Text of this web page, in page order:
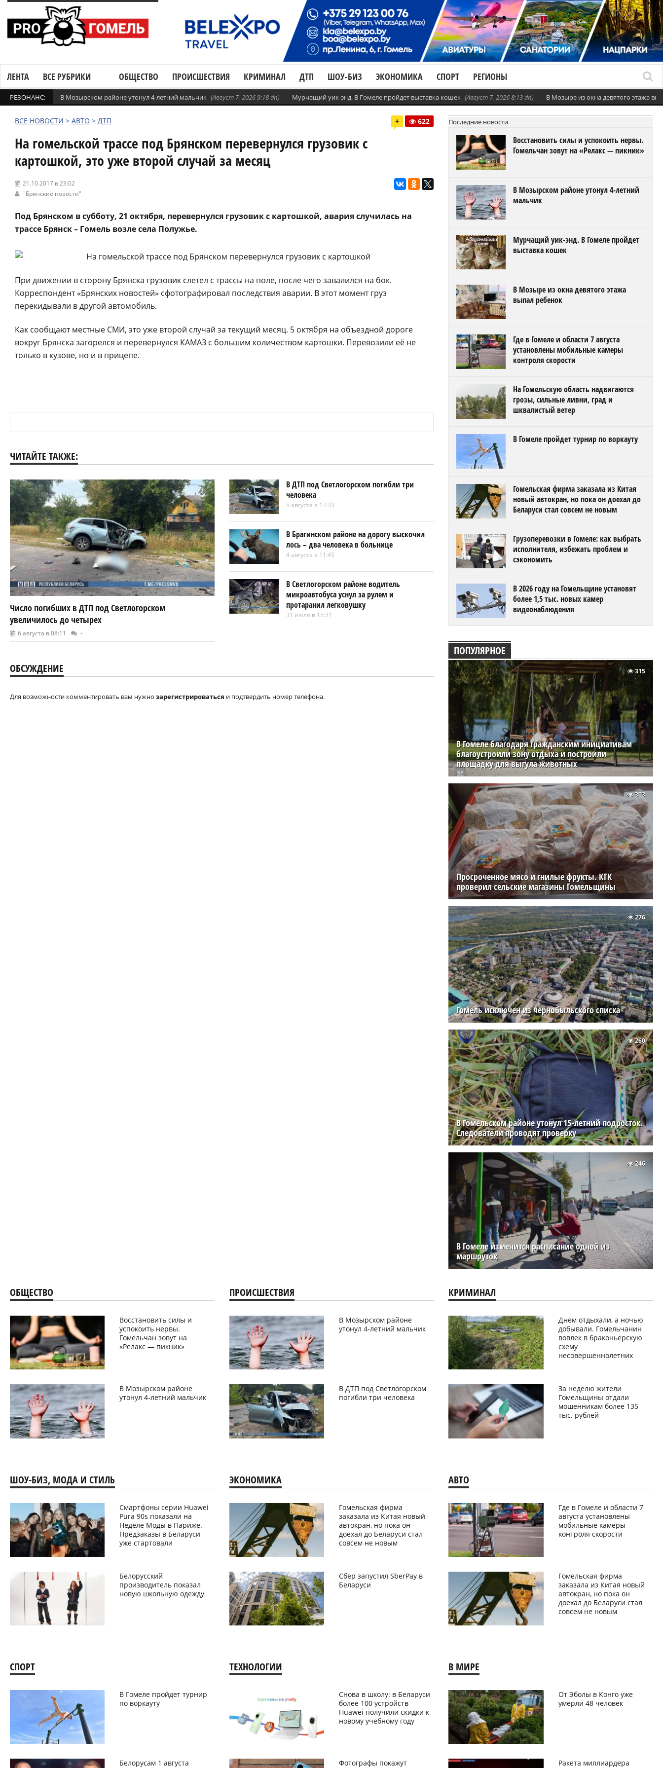
ЛЕНТА ВСЕ РУБРИКИ ОБЩЕСТВО ПРОИСШЕСТВИЯ КРИМИНАЛ ДТП ШОУ-БИЗ ЭКОНОМИКА СПОРТ РЕГИОНЫ
РЕЗОНАНС: В Мозырском районе утонул 4-летний мальчик (Август 7, 2026 9:18 дп) Мурчащий уик-энд. В Гомеле пройдет выставка кошек (Август 7, 2026 8:13 дп) В Мозыре из окна девятого этажа
ВСЕ НОВОСТИ > АВТО > ДТП + 622
На гомельской трассе под Брянском перевернулся грузовик с
картошкой, это уже второй случай за месяц
21.10.2017 в 23:02
"Брянские новости"
Под Брянском в субботу, 21 октября, перевернулся грузовик с картошкой, авария случилась на
трассе Брянск – Гомель возле села Полужье.
При движении в сторону Брянска грузовик слетел с трассы на поле, после чего завалился на бок.
Корреспондент «Брянских новостей» сфотографировал последствия аварии. В этот момент груз
перекидывали в другой автомобиль.
Как сообщают местные СМИ, это уже второй случай за текущий месяц. 5 октября на объездной дороге
вокруг Брянска загорелся и перевернулся КАМАЗ с большим количеством картошки. Перевозили её не
только в кузове, но и в прицепе.
ЧИТАЙТЕ ТАКЖЕ:
Число погибших в ДТП под Светлогорском
увеличилось до четырех
6 августа в 08:11 +
В ДТП под Светлогорском погибли три
человека
5 августа в 17:33
В Брагинском районе на дорогу выскочил
лось – два человека в больнице
4 августа в 11:45
В Светлогорском районе водитель
микроавтобуса уснул за рулем и
протаранил легковушку
31 июля в 15:31
ОБСУЖДЕНИЕ
Для возможности комментировать вам нужно зарегистрироваться и подтвердить номер телефона.
Последние новости
Восстановить силы и успокоить нервы.
Гомельчан зовут на «Релакс — пикник»
В Мозырском районе утонул 4-летний
мальчик
Мурчащий уик-энд. В Гомеле пройдет
выставка кошек
В Мозыре из окна девятого этажа
выпал ребенок
Где в Гомеле и области 7 августа
установлены мобильные камеры
контроля скорости
На Гомельскую область надвигаются
грозы, сильные ливни, град и
шквалистый ветер
В Гомеле пройдет турнир по воркауту
Гомельская фирма заказала из Китая
новый автокран, но пока он доехал до
Беларуси стал совсем не новым
Грузоперевозки в Гомеле: как выбрать
исполнителя, избежать проблем и
сэкономить
В 2026 году на Гомельщине установят
более 1,5 тыс. новых камер
видеонаблюдения
ПОПУЛЯРНОЕ
В Гомеле благодаря гражданским инициативам
благоустроили зону отдыха и построили
площадку для выгула животных
315
Просроченное мясо и гнилые фрукты. КГК
проверил сельские магазины Гомельщины
303
Гомель исключен из чернобыльского списка
276
В Гомельском районе утонул 15-летний подросток.
Следователи проводят проверку
260
В Гомеле изменится расписание одной из
маршруток
246
ОБЩЕСТВО
Восстановить силы и
успокоить нервы.
Гомельчан зовут на
«Релакс — пикник»
В Мозырском районе
утонул 4-летний мальчик
ПРОИСШЕСТВИЯ
В Мозырском районе
утонул 4-летний мальчик
В ДТП под Светлогорском
погибли три человека
КРИМИНАЛ
Днем отдыхали, а ночью
добывали. Гомельчанин
вовлек в браконьерскую
схему
несовершеннолетних
За неделю жители
Гомельщины отдали
мошенникам более 135
тыс. рублей
ШОУ-БИЗ, МОДА И СТИЛЬ
Смартфоны серии Huawei
Pura 90s показали на
Неделе Моды в Париже.
Предзаказы в Беларуси
уже стартовали
Белорусский
производитель показал
новую школьную одежду
ЭКОНОМИКА
Гомельская фирма
заказала из Китая новый
автокран, но пока он
доехал до Беларуси стал
совсем не новым
Сбер запустил SberPay в
Беларуси
АВТО
Где в Гомеле и области 7
августа установлены
мобильные камеры
контроля скорости
Гомельская фирма
заказала из Китая новый
автокран, но пока он
доехал до Беларуси стал
совсем не новым
СПОРТ
В Гомеле пройдет турнир
по воркауту
Белорусам 1 августа
ТЕХНОЛОГИИ
Снова в школу: в Беларуси
более 100 устройств
Huawei получили скидки к
новому учебному году
Фотографы покажут
В МИРЕ
От Эболы в Конго уже
умерли 48 человек
Ракета миллиардера